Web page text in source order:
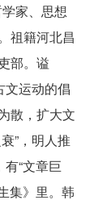
家、思想
祖籍河北昌
部。谥
文运动的倡
散，扩大文
”，明人推
“文章巨
集》里。韩